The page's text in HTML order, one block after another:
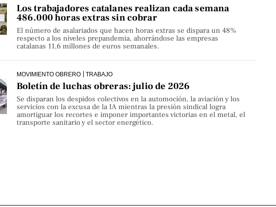
Los trabajadores catalanes realizan cada semana
486.000 horas extras sin cobrar
El número de asalariados que hacen horas extras se dispara un 48%
respecto a los niveles prepandemia, ahorrándose las empresas
catalanas 11,6 millones de euros semanales.
MOVIMIENTO OBRERO TRABAJO
Boletín de luchas obreras: julio de 2026
Se disparan los despidos colectivos en la automoción, la aviación y los
servicios con la excusa de la IA mientras la presión sindical logra
amortiguar los recortes e imponer importantes victorias en el metal, el
transporte sanitario y el sector energético.